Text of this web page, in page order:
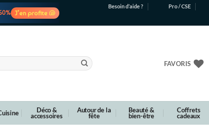
J’en profite 🐚
Besoin d’aide ? Pro / CSE
FAVORIS
Déco &
accessoires
Autour de la
fête
Beauté &
bien-être
Coffrets
cadeaux